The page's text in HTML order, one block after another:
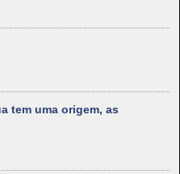
tem uma origem, as